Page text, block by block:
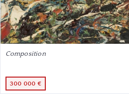
Composition
300 000 €